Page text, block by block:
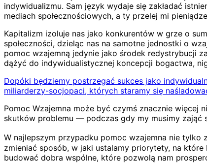
indywidualizmu. Sam język wydaje się zakładać
mediach społecznościowych, a ty przelej mi
Kapitalizm izoluje nas jako konkurentów w grze o
społeczności, dzieląc nas na samotne jednostki o
pomoc wzajemną jedynie jako środek redystrybucji
dążyć do indywidualistycznej koncepcji bogactwa,
Dopóki będziemy postrzegać sukces jako
miliarderzy-socjopaci, których staramy się
Pomoc Wzajemna może być czymś znacznie więcej
skutków problemu — podczas gdy my musimy zająć
W najlepszym przypadku pomoc wzajemna nie tylko
zmieniać sposób, w jaki ustalamy priorytety, na
budować dobra wspólne, które pozwolą nam